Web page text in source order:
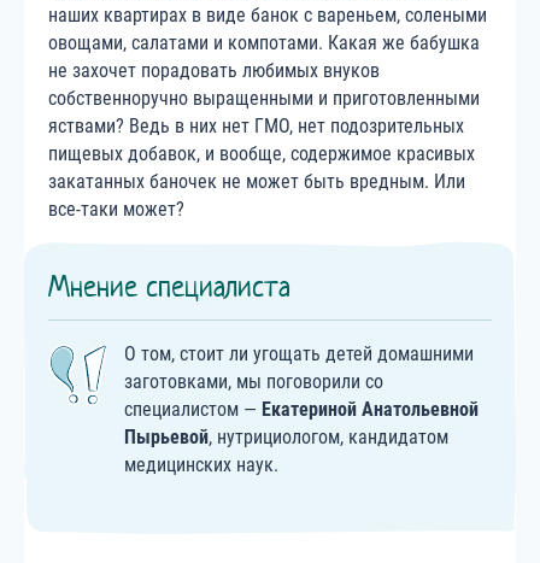
наших квартирах в виде банок с вареньем, солеными
овощами, салатами и компотами. Какая же бабушка
не захочет порадовать любимых внуков
собственноручно выращенными и приготовленными
яствами? Ведь в них нет ГМО, нет подозрительных
пищевых добавок, и вообще, содержимое красивых
закатанных баночек не может быть вредным. Или
все-таки может?
Мнение специалиста
О том, стоит ли угощать детей домашними
заготовками, мы поговорили со
специалистом — Екатериной Анатольевной
Пырьевой, нутрициологом, кандидатом
медицинских наук.